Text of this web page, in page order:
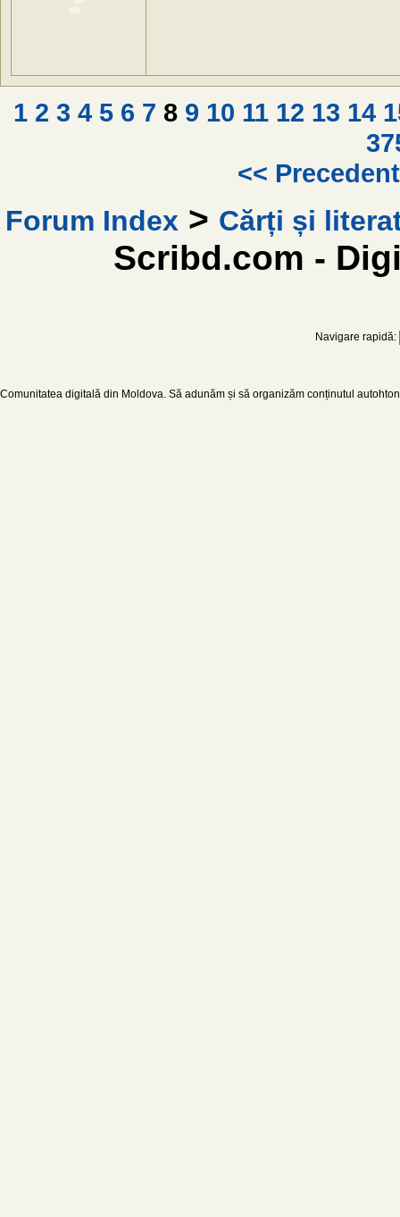
1 2 3 4 5 6 7 8 9 10 11 12 13 14
<<
Forum Index > Cărți și
Scribd.com -
Navigare rapidă:
Comunitatea digitală din Moldova. Să adunăm și să organizăm conținutul